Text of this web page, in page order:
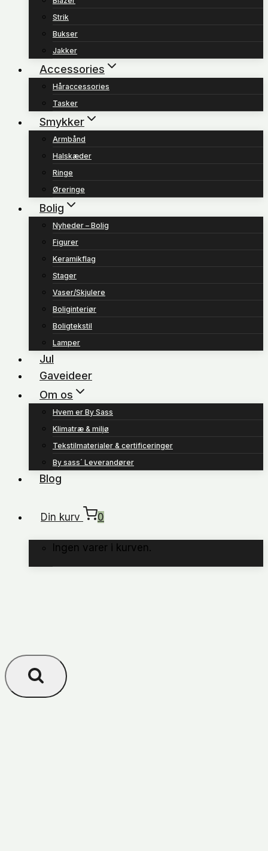
Strik
Bukser
Jakker
Accessories
Håraccessories
Tasker
Smykker
Armbånd
Halskæder
Ringe
Øreringe
Bolig
Nyheder – Bolig
Figurer
Keramikflag
Stager
Vaser/Skjulere
Boliginteriør
Boligtekstil
Lamper
Jul
Gaveideer
Om os
Hvem er By Sass
Klimatræ & miljø
Tekstilmaterialer & certificeringer
By sass´ Leverandører
Blog
Din kurv 0
Ingen varer i kurven.